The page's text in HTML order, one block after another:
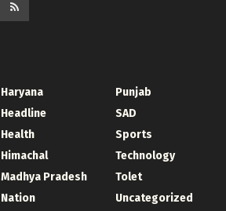
Haryana
Headline
Health
Himachal
Madhya Pradesh
Nation
Punjab
SAD
Sports
Technology
Tolet
Uncategorized